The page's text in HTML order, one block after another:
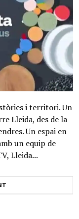
i territori. Un
Lleida, des de la
Un espai en
un equip de
Lleida...